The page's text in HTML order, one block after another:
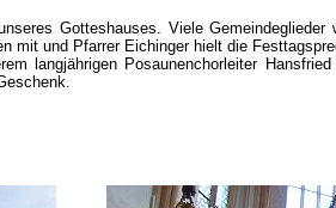
Gotteshauses. Viele Gemeindeglieder
mit und Pfarrer Eichinger hielt die
langjährigen Posaunenchorleiter